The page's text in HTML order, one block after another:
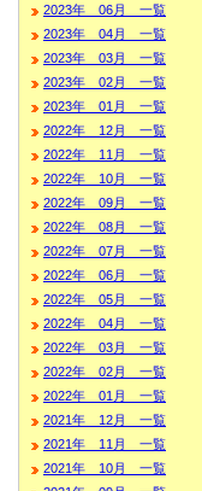
2023年 06月 一覧
2023年 04月 一覧
2023年 03月 一覧
2023年 02月 一覧
2023年 01月 一覧
2022年 12月 一覧
2022年 11月 一覧
2022年 10月 一覧
2022年 09月 一覧
2022年 08月 一覧
2022年 07月 一覧
2022年 06月 一覧
2022年 05月 一覧
2022年 04月 一覧
2022年 03月 一覧
2022年 02月 一覧
2022年 01月 一覧
2021年 12月 一覧
2021年 11月 一覧
2021年 10月 一覧